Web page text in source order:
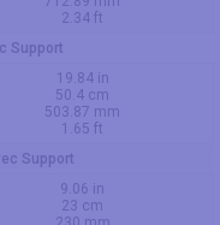
2.34 ft
Support
19.84 in
50.4 cm
503.87 mm
1.65 ft
Support
9.06 in
23 cm